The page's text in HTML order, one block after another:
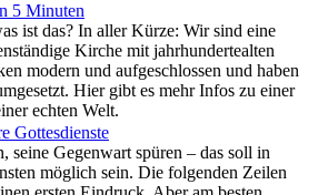
5 Minuten
ist das? In aller Kürze: Wir sind eine
Kirche mit jahrhundertealten
modern und aufgeschlossen und haben
Hier gibt es mehr Infos zu einer
echten Welt.
Gottesdienste
seine Gegenwart spüren – das soll in
möglich sein. Die folgenden Zeilen